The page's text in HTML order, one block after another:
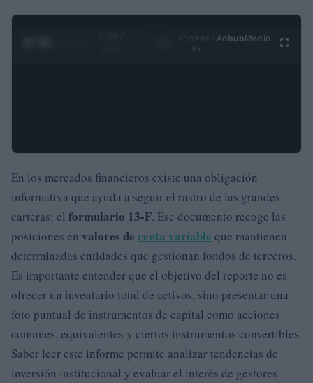
0:29 /
Ad hubMedia
En los mercados financieros existe una obligación
informativa que ayuda a seguir el rastro de las grandes
carteras: el formulario 13-F. Ese documento recoge las
posiciones en valores de renta variable que mantienen
determinadas entidades que gestionan fondos de terceros.
Es importante entender que el objetivo del reporte no es
ofrecer un inventario total de activos, sino presentar una
foto puntual de instrumentos de capital como acciones
comunes, equivalentes y ciertos instrumentos convertibles.
Saber leer este informe permite analizar tendencias de
inversión institucional y evaluar el interés de gestores